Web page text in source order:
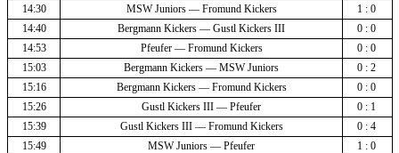
14:30
MSW Juniors — Fromund Kickers
1 : 0
14:40
Bergmann Kickers — Gustl Kickers III
0 : 0
14:53
Pfeufer — Fromund Kickers
0 : 0
15:03
Bergmann Kickers — MSW Juniors
0 : 2
15:16
Bergmann Kickers — Fromund Kickers
0 : 0
15:26
Gustl Kickers III — Pfeufer
0 : 1
15:39
Gustl Kickers III — Fromund Kickers
0 : 4
15:49
MSW Juniors — Pfeufer
1 : 0